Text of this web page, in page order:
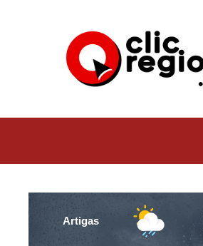
Artigas